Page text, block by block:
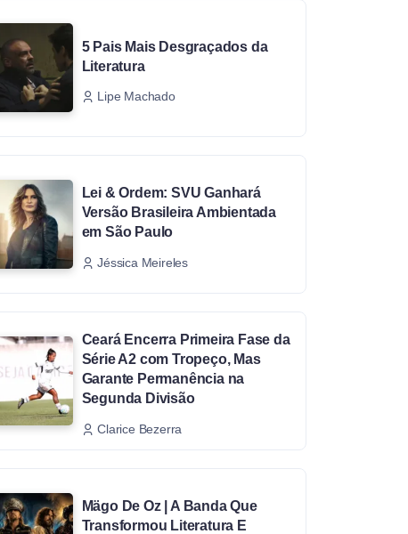
5 Pais Mais Desgraçados da
Literatura
Lipe Machado
Lei & Ordem: SVU Ganhará
Versão Brasileira Ambientada
em São Paulo
Jéssica Meireles
Ceará Encerra Primeira Fase da
Série A2 com Tropeço, Mas
Garante Permanência na
Segunda Divisão
Clarice Bezerra
Mägo De Oz | A Banda Que
Transformou Literatura E